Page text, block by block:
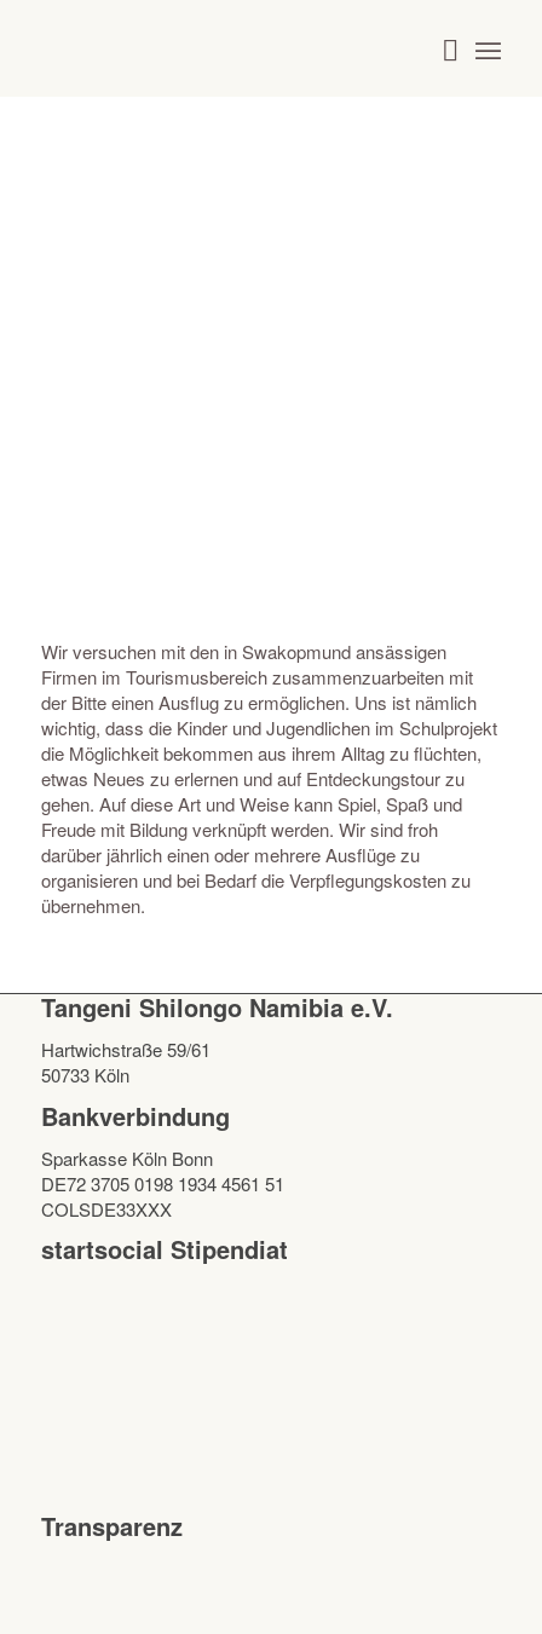
Wir versuchen mit den in Swakopmund ansässigen
Firmen im Tourismusbereich zusammenzuarbeiten mit
der Bitte einen Ausflug zu ermöglichen. Uns ist nämlich
wichtig, dass die Kinder und Jugendlichen im Schulprojekt
die Möglichkeit bekommen aus ihrem Alltag zu flüchten,
etwas Neues zu erlernen und auf Entdeckungstour zu
gehen. Auf diese Art und Weise kann Spiel, Spaß und
Freude mit Bildung verknüpft werden. Wir sind froh
darüber jährlich einen oder mehrere Ausflüge zu
organisieren und bei Bedarf die Verpflegungskosten zu
übernehmen.
Tangeni Shilongo Namibia e.V.
Hartwichstraße 59/61
50733 Köln
Bankverbindung
Sparkasse Köln Bonn
DE72 3705 0198 1934 4561 51
COLSDE33XXX
startsocial Stipendiat
Transparenz